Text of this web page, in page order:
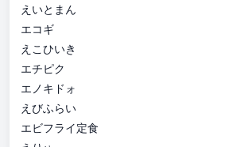
えいとまん
エコギ
えこひいき
エチピク
エノキドォ
えびふらい
エビフライ定食